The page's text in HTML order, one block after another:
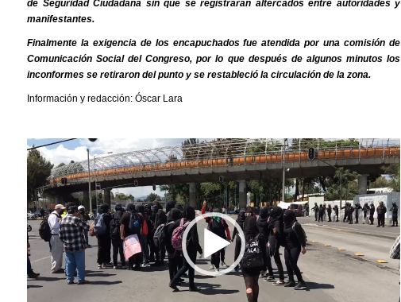
de Seguridad Ciudadana sin que se registraran altercados entre autoridades y
manifestantes.
Finalmente la exigencia de los encapuchados fue atendida por una comisión de
Comunicación Social del Congreso, por lo que después de algunos minutos los
inconformes se retiraron del punto y se restableció la circulación de la zona.
Información y redacción: Óscar Lara
Reproductor
de
vídeo